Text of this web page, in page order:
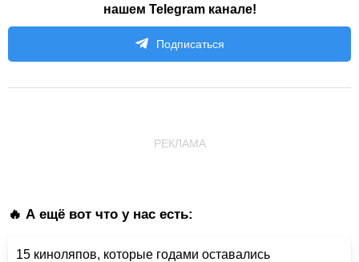
нашем Telegram канале!
Подписаться
РЕКЛАМА
🔥 А ещё вот что у нас есть:
15 киноляпов, которые годами оставались